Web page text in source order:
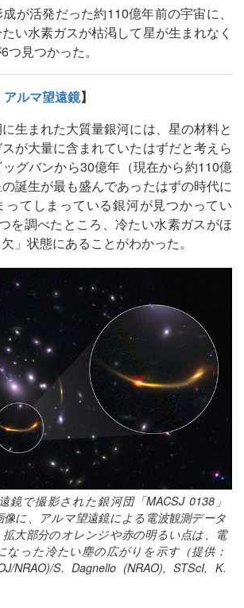
が活発だった約110億年前の宇宙に、
い水素ガスが枯渇して星が生まれなく
見つかった。
アルマ望遠鏡】
生まれた大質量銀河には、星の材料と
が大量に含まれていたはずだと考えら
グバンから30億年（現在から約110億
誕生が最も盛んであったはずの時代に
ってしまっている銀河が見つかってい
を調べたところ、冷たい水素ガスがほ
」状態にあることがわかった。
鏡で撮影された銀河団「MACSJ 0138」
像に、アルマ望遠鏡による電波観測データ
拡大部分のオレンジや赤の明るい点は、電
なった冷たい塵の広がりを示す（提供：
NRAO)/S. Dagnello (NRAO), STScI, K.